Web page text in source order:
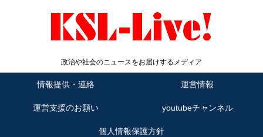
政治や社会のニュースをお届けするメディア
情報提供・連絡 運営情報
運営支援のお願い youtubeチャンネル
個人情報保護方針